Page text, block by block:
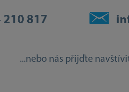
210 817
...nebo nás přijďte